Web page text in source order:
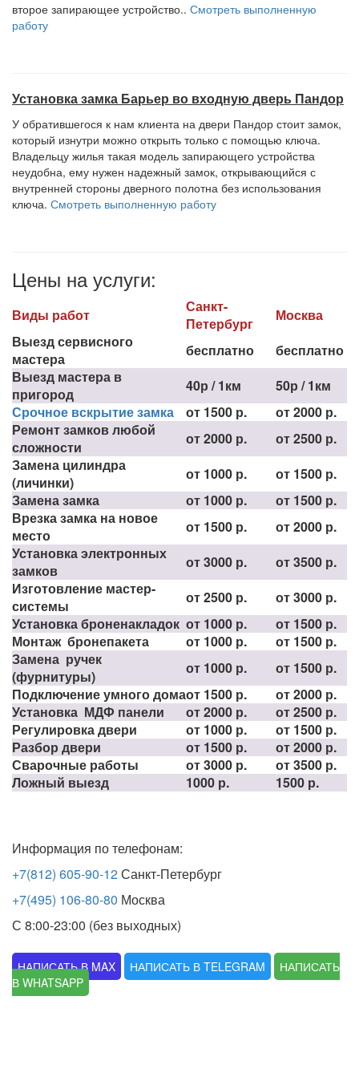
второе запирающее устройство.. Смотреть выполненную
работу
Установка замка Барьер во входную дверь Пандор
У обратившегося к нам клиента на двери Пандор стоит замок,
который изнутри можно открыть только с помощью ключа.
Владельцу жилья такая модель запирающего устройства
неудобна, ему нужен надежный замок, открывающийся с
внутренней стороны дверного полотна без использования
ключа. Смотреть выполненную работу
Цены на услуги:
Виды работ
Санкт-
Петербург
Москва
Выезд сервисного
мастера
бесплатно
бесплатно
Выезд мастера в
пригород
40р / 1км
50р / 1км
Срочное вскрытие замка
от 1500 р.
от 2000 р.
Ремонт замков любой
сложности
от 2000 р.
от 2500 р.
Замена цилиндра
(личинки)
от 1000 р.
от 1500 р.
Замена замка
от 1000 р.
от 1500 р.
Врезка замка на новое
место
от 1500 р.
от 2000 р.
Установка электронных
замков
от 3000 р.
от 3500 р.
Изготовление мастер-
системы
от 2500 р.
от 3000 р.
Установка броненакладок от 1000 р.
от 1500 р.
Монтаж бронепакета
от 1000 р.
от 1500 р.
Замена ручек
(фурнитуры)
от 1000 р.
от 1500 р.
Подключение умного домаот 1500 р.
от 2000 р.
Установка МДФ панели
от 2000 р.
от 2500 р.
Регулировка двери
от 1000 р.
от 1500 р.
Разбор двери
от 1500 р.
от 2000 р.
Сварочные работы
от 3000 р.
от 3500 р.
Ложный выезд
1000 р. 1500 р.
Информация по телефонам:
+7(812) 605-90-12Санкт-Петербург
+7(495) 106-80-80 Москва
С 8:00-23:00 (без выходных)
НАПИСАТЬ В MAX НАПИСАТЬ В TELEGRAM
НАПИСАТЬ
В WHATSAPP